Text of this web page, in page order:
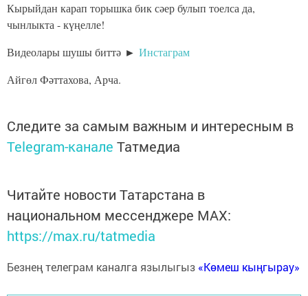
Кырыйдан карап торышка бик сәер булып тоелса да,
чынлыкта - күңелле!
Видеолары шушы биттә ► Инстаграм
Айгөл Фәттахова, Арча.
Следите за самым важным и интересным в
Telegram-канале Татмедиа
Читайте новости Татарстана в
национальном мессенджере MАХ:
https://max.ru/tatmedia
Безнең телеграм каналга язылыгыз «Көмеш кыңгырау»